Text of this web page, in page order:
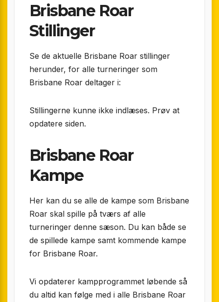
Brisbane Roar
Stillinger
Se de aktuelle Brisbane Roar stillinger
herunder, for alle turneringer som
Brisbane Roar deltager i:
Stillingerne kunne ikke indlæses. Prøv at
opdatere siden.
Brisbane Roar
Kampe
Her kan du se alle de kampe som Brisbane
Roar skal spille på tværs af alle
turneringer denne sæson. Du kan både se
de spillede kampe samt kommende kampe
for Brisbane Roar.
Vi opdaterer kampprogrammet løbende så
du altid kan følge med i alle Brisbane Roar